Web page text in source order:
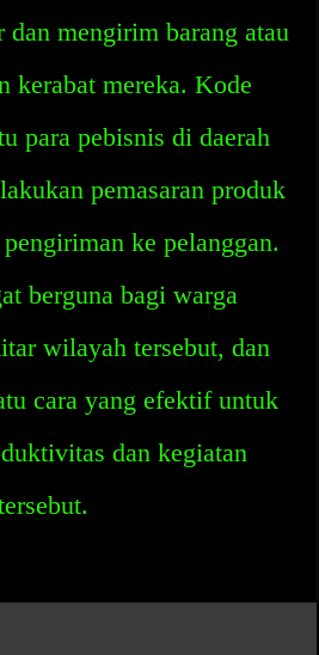
dan mengirim barang atau
kerabat mereka. Kode
para pebisnis di daerah
pemasaran produk
ke pelanggan.
berguna bagi warga
wilayah tersebut, dan
cara yang efektif untuk
dan kegiatan